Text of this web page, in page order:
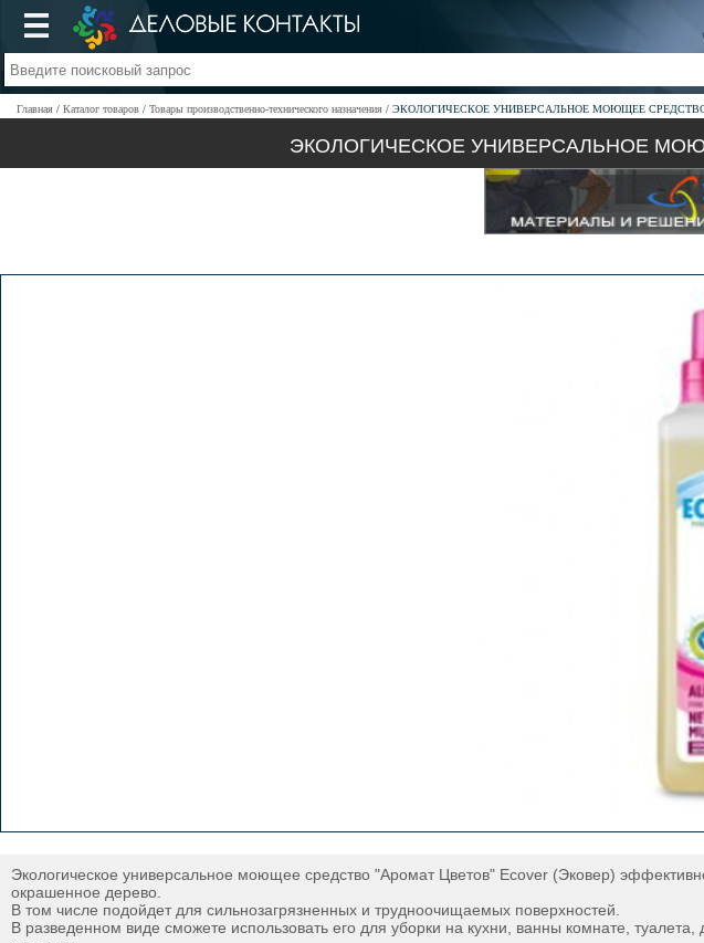
Главная Каталог товаров Товары производственно-технического назначения ЭКОЛОГИЧЕСКОЕ УНИВЕРСАЛЬНОЕ МОЮЩЕЕ СРЕДСТВО,
ЭКОЛОГИЧЕСКОЕ УНИВЕРСАЛЬНОЕ
Экологическое универсальное моющее средство "Аромат Цветов" Ecover (Эковер)
окрашенное дерево.
В том числе подойдет для сильнозагрязненных и трудноочищаемых поверхностей.
В разведенном виде сможете использовать его для уборки на кухни, ванны комнате,